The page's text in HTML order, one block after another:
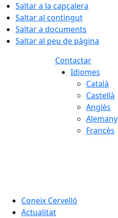
Saltar a la capçalera
Saltar al contingut
Saltar a documents
Saltar al peu de pàgina
Contactar
Idiomes
Català
Castellà
Anglès
Alemany
Francès
Coneix Cervelló
Actualitat